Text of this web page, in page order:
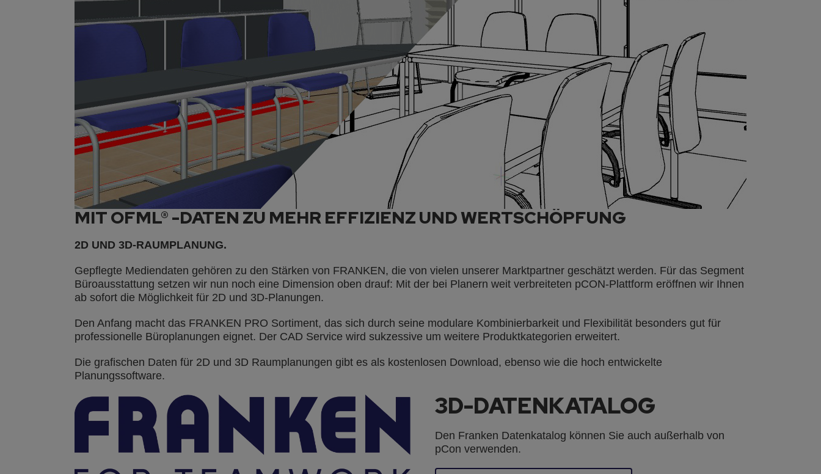
MIT OFML® -DATEN ZU MEHR EFFIZIENZ UND WERTSCHÖPFUNG
2D UND 3D-RAUMPLANUNG.
Gepflegte Mediendaten gehören zu den Stärken von FRANKEN, die von vielen unserer Marktpartner geschätzt werden. Für das Segment
Büroausstattung setzen wir nun noch eine Dimension oben drauf: Mit der bei Planern weit verbreiteten pCON-Plattform eröffnen wir Ihnen
ab sofort die Möglichkeit für 2D und 3D-Planungen.
Den Anfang macht das FRANKEN PRO Sortiment, das sich durch seine modulare Kombinierbarkeit und Flexibilität besonders gut für
professionelle Büroplanungen eignet. Der CAD Service wird sukzessive um weitere Produktkategorien erweitert.
Die grafischen Daten für 2D und 3D Raumplanungen gibt es als kostenlosen Download, ebenso wie die hoch entwickelte
Planungssoftware.
3D-DATENKATALOG
Den Franken Datenkatalog können Sie auch außerhalb von
pCon verwenden.